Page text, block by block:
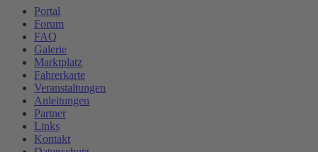
Portal
Forum
FAQ
Galerie
Marktplatz
Fahrerkarte
Veranstaltungen
Anleitungen
Partner
Links
Kontakt